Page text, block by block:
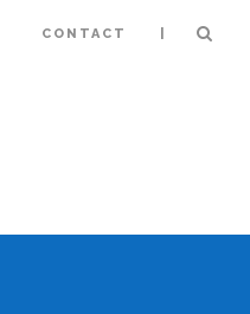
CONTACT |